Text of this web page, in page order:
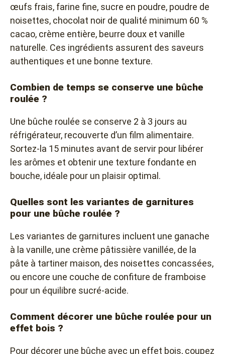
œufs frais, farine fine, sucre en poudre, poudre de
noisettes, chocolat noir de qualité minimum 60 %
cacao, crème entière, beurre doux et vanille
naturelle. Ces ingrédients assurent des saveurs
authentiques et une bonne texture.
Combien de temps se conserve une bûche
roulée ?
Une bûche roulée se conserve 2 à 3 jours au
réfrigérateur, recouverte d’un film alimentaire.
Sortez-la 15 minutes avant de servir pour libérer
les arômes et obtenir une texture fondante en
bouche, idéale pour un plaisir optimal.
Quelles sont les variantes de garnitures
pour une bûche roulée ?
Les variantes de garnitures incluent une ganache
à la vanille, une crème pâtissière vanillée, de la
pâte à tartiner maison, des noisettes concassées,
ou encore une couche de confiture de framboise
pour un équilibre sucré-acide.
Comment décorer une bûche roulée pour un
effet bois ?
Pour décorer une bûche avec un effet bois, coupez